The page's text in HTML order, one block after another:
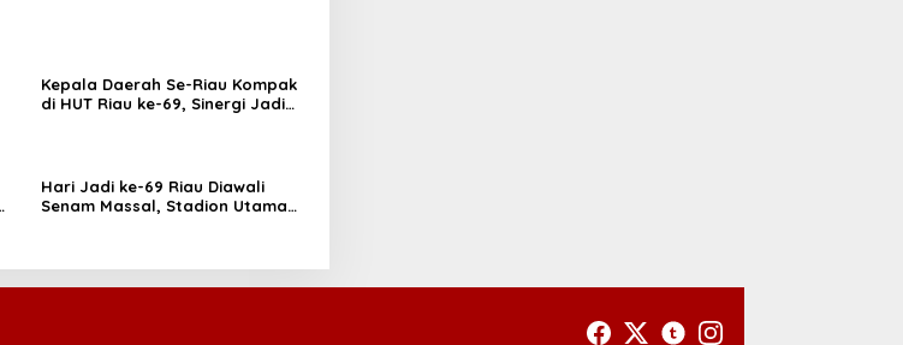
Kepala Daerah Se-Riau Kompak
di HUT Riau ke-69, Sinergi Jadi
Hari Jadi ke-69 Riau Diawali
Senam Massal, Stadion Utama